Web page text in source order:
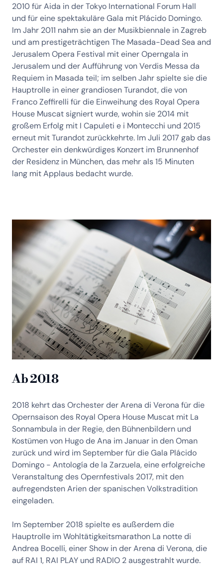
2010 für Aida in der Tokyo International Forum Hall
und für eine spektakuläre Gala mit Plácido Domingo.
Im Jahr 2011 nahm sie an der Musikbiennale in Zagreb
und am prestigeträchtigen The Masada-Dead Sea and
Jerusalem Opera Festival mit einer Operngala in
Jerusalem und der Aufführung von Verdis Messa da
Requiem in Masada teil; im selben Jahr spielte sie die
Hauptrolle in einer grandiosen Turandot, die von
Franco Zeffirelli für die Einweihung des Royal Opera
House Muscat signiert wurde, wohin sie 2014 mit
großem Erfolg mit I Capuleti e i Montecchi und 2015
erneut mit Turandot zurückkehrte. Im Juli 2017 gab das
Orchester ein denkwürdiges Konzert im Brunnenhof
der Residenz in München, das mehr als 15 Minuten
lang mit Applaus bedacht wurde.
Ab 2018
2018 kehrt das Orchester der Arena di Verona für die
Opernsaison des Royal Opera House Muscat mit La
Sonnambula in der Regie, den Bühnenbildern und
Kostümen von Hugo de Ana im Januar in den Oman
zurück und wird im September für die Gala Plácido
Domingo - Antología de la Zarzuela, eine erfolgreiche
Veranstaltung des Opernfestivals 2017, mit den
aufregendsten Arien der spanischen Volkstradition
eingeladen.
Im September 2018 spielte es außerdem die
Hauptrolle im Wohltätigkeitsmarathon La notte di
Andrea Bocelli, einer Show in der Arena di Verona, die
auf RAI 1, RAI PLAY und RADIO 2 ausgestrahlt wurde.